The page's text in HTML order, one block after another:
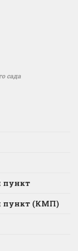
сада
пункт
пункт (КМП)